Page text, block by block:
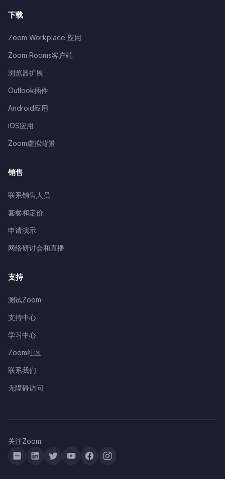
下载
Zoom Workplace 应用
Zoom Rooms客户端
浏览器扩展
Outlook插件
Android应用
iOS应用
Zoom虚拟背景
销售
联系销售人员
套餐和定价
申请演示
网络研讨会和直播
支持
测试Zoom
支持中心
学习中心
Zoom社区
联系我们
无障碍访问
关注Zoom: